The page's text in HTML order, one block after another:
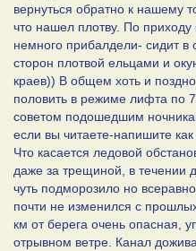
вернуться обратно к нашему
что нашел плотву. По приходу
немного прибалдели- сидит в
сторон плотвой ельцами и
краев)) В общем хоть и
половить в режиме лифта по
советом подошедшим
если вы читаете-напишите
Что касается ледовой
даже за трещиной, в течении
чуть подморозило но
почти не изменился с
км от берега очень опасная,
отрывном ветре. Канал